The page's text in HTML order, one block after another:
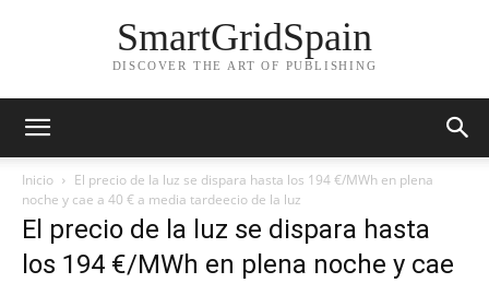
SmartGridSpain
DISCOVER THE ART OF PUBLISHING
Inicio
El precio de la luz se dispara hasta los 194 €/MWh en plena
noche y cae a 40 € a media tardeecio de la luz
El precio de la luz se dispara hasta
los 194 €/MWh en plena noche y cae